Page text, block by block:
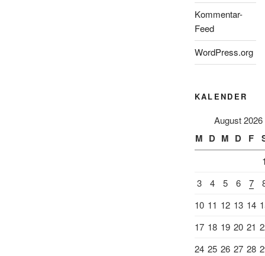
Kommentar-
Feed
WordPress.org
KALENDER
August 2026
M D M D F
3
4 5 6 7
10 11 12 13 14
17 18 19 20 21
24 25 26 27 28